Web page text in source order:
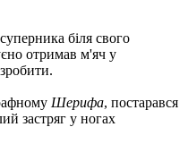
біля свого
отримав м'яч у
Шерифа, постарався
застряг у ногах